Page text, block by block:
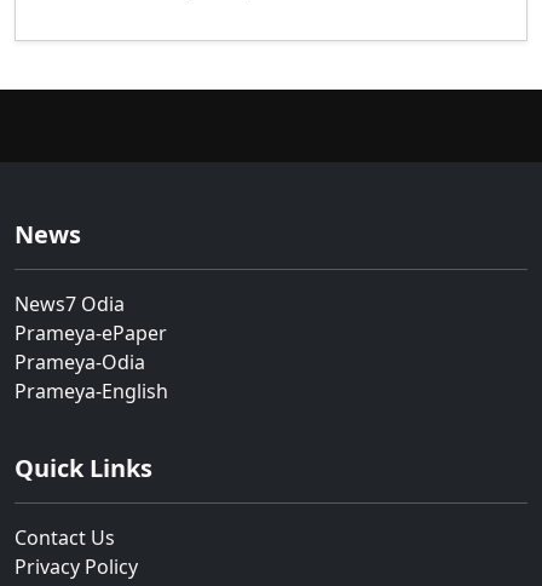
News
News7 Odia
Prameya-ePaper
Prameya-Odia
Prameya-English
Quick Links
Contact Us
Privacy Policy